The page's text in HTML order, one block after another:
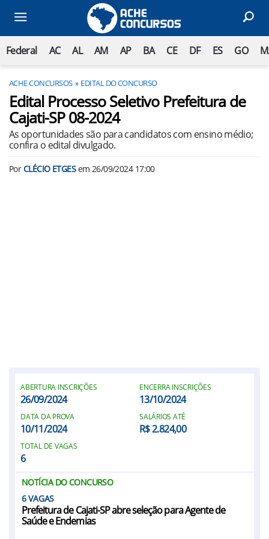
Federal AC AL AM AP BA CE DF ES GO
ACHE CONCURSOS EDITAL DO CONCURSO
Edital Processo Seletivo Prefeitura de
Cajati-SP 08-2024
As oportunidades são para candidatos com ensino médio;
confira o edital divulgado.
PorCLÉCIO ETGESem 26/09/2024 17:00
ABERTURA INSCRIÇÕES
26/09/2024
ENCERRA INSCRIÇÕES
13/10/2024
DATA DA PROVA
10/11/2024
SALÁRIOS ATÉ
R$ 2.824,00
TOTAL DE VAGAS
6
NOTÍCIA DO CONCURSO
6
Prefeitura de Cajati-SP abre seleção para Agente de
Saúde e Endemias